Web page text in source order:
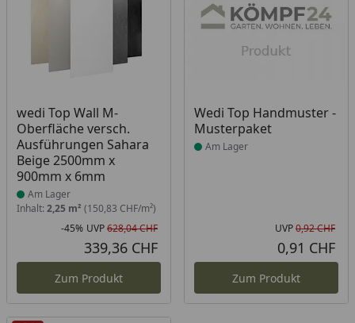
wedi Top Wall M-
Oberfläche versch.
Ausführungen Sahara
Beige 2500mm x
900mm x 6mm
Produkt am Lager
Am Lager
Inhalt: 2,25 m² (150,83 CHF/m²)
Rabatt in Prozent
-45%
Ursprünglicher Preis
UVP628,04 CHF
339,36 CHF
Zum Produkt
Wedi Top Handmuster -
Musterpaket
Produkt am Lager
Am Lager
UVP0,92 CHF
0,91 CHF
Zum Produkt